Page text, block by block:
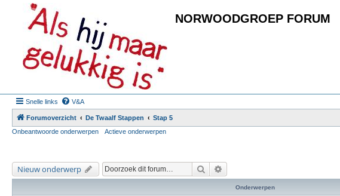
NORWOODGROEP FORUM
Snelle links V&A
Forumoverzicht De Twaalf Stappen
Stap 5
Onbeantwoorde onderwerpen
Actieve onderwerpen
Nieuw onderwerp Zoek
Onderwerpen